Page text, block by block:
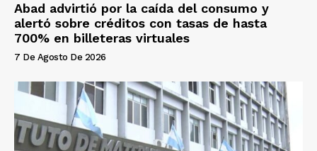
Abad advirtió por la caída del consumo y
alertó sobre créditos con tasas de hasta
700% en billeteras virtuales
7 De Agosto De 2026